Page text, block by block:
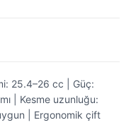
25.4–26 cc | Güç:
| Kesme uzunluğu:
| Ergonomik çift